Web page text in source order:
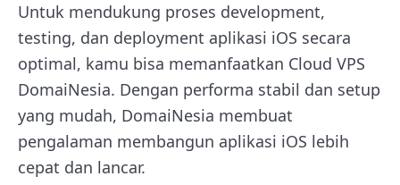
Untuk mendukung proses development,
testing, dan deployment aplikasi iOS secara
optimal, kamu bisa memanfaatkan Cloud VPS
DomaiNesia. Dengan performa stabil dan setup
yang mudah, DomaiNesia membuat
pengalaman membangun aplikasi iOS lebih
cepat dan lancar.